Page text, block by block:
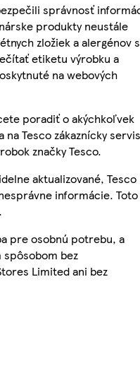
správnosť
produkty neustále
zložiek a alergénov
etiketu výrobku a
na webových
poradiť o akýchkoľvek
Tesco zákaznícky
značky Tesco.
aktualizované, Tesco
informácie. Toto
pre osobnú potrebu, a
spôsobom bez
Limited ani bez